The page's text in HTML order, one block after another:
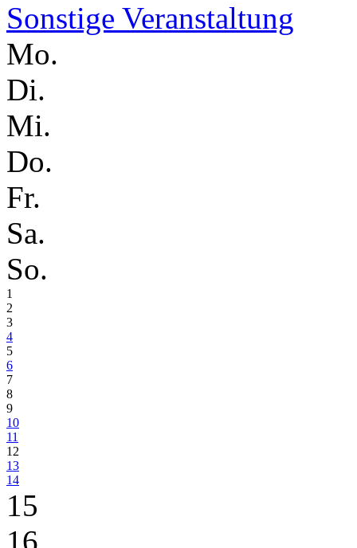
Sonstige Veranstaltung
Mo.
Di.
Mi.
Do.
Fr.
Sa.
So.
1
2
3
4
5
6
7
8
9
10
11
12
13
14
15